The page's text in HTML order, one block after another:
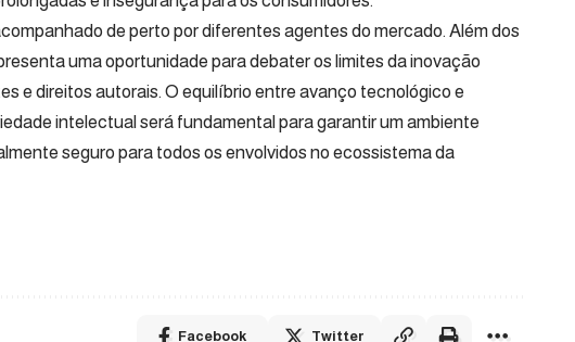
de perto por diferentes agentes do mercado. Além dos
uma oportunidade para debater os limites da inovação
e direitos autorais. O equilíbrio entre avanço tecnológico e
intelectual será fundamental para garantir um ambiente
seguro para todos os envolvidos no ecossistema da
Facebook Twitter